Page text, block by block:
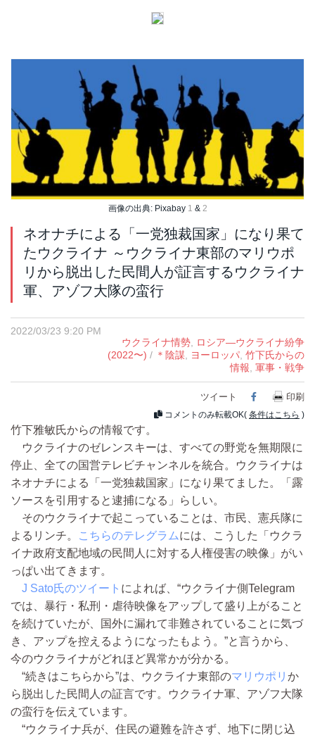
画像の出典: Pixabay 1 & 2
ネオナチによる「一党独裁国家」になり果て
たウクライナ ～ウクライナ東部のマリウポ
リから脱出した民間人が証言するウクライナ
軍、アゾフ大隊の蛮行
2022/03/23 9:20 PM
ウクライナ情勢, ロシア―ウクライナ紛争
(2022〜) / ＊陰謀, ヨーロッパ, 竹下氏からの
情報, 軍事・戦争
ツイート Facebook
印刷
コメントのみ転載OK( 条件はこちら )
竹下雅敏氏からの情報です。
ウクライナのゼレンスキーは、すべての野党を無期限に
停止、全ての国営テレビチャンネルを統合。ウクライナは
ネオナチによる「一党独裁国家」になり果てました。「露
ソースを引用すると逮捕になる」らしい。
そのウクライナで起こっていることは、市民、憲兵隊に
よるリンチ。
こちらのテレグラムには、こうした「ウクラ
イナ政府支配地域の民間人に対する人権侵害の映像」がい
っぱい出てきます。
J Sato氏のツイート によれば、“ウクライナ側Telegram
では、暴行・私刑・虐待映像をアップして盛り上がること
を続けていたが、国外に漏れて非難されていることに気づ
き、アップを控えるようになったもよう。”と言うから、
今のウクライナがどれほど異常かが分かる。
“続きはこちらから”は、ウクライナ東部のマリウポリ か
ら脱出した民間人の証言です。ウクライナ軍、アゾフ大隊
の蛮行を伝えています。
“ウクライナ兵が、住民の避難を許さず、地下に閉じ込